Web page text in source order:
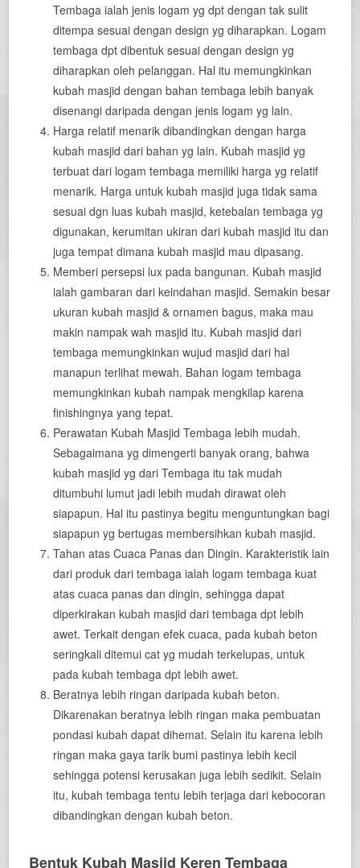
Tembaga ialah jenis logam yg dpt dengan tak sulit
ditempa sesuai dengan design yg diharapkan. Logam
tembaga dpt dibentuk sesuai dengan design yg
diharapkan oleh pelanggan. Hal itu memungkinkan
kubah masjid dengan bahan tembaga lebih banyak
disenangi daripada dengan jenis logam yg lain.
Harga relatif menarik dibandingkan dengan harga
kubah masjid dari bahan yg lain. Kubah masjid yg
terbuat dari logam tembaga memiliki harga yg relatif
menarik. Harga untuk kubah masjid juga tidak sama
sesuai dgn luas kubah masjid, ketebalan tembaga yg
digunakan, kerumitan ukiran dari kubah masjid itu dan
juga tempat dimana kubah masjid mau dipasang.
Memberi persepsi lux pada bangunan. Kubah masjid
ialah gambaran dari keindahan masjid. Semakin besar
ukuran kubah masjid & ornamen bagus, maka mau
makin nampak wah masjid itu. Kubah masjid dari
tembaga memungkinkan wujud masjid dari hal
manapun terlihat mewah. Bahan logam tembaga
memungkinkan kubah nampak mengkilap karena
finishingnya yang tepat.
Perawatan Kubah Masjid Tembaga lebih mudah.
Sebagaimana yg dimengerti banyak orang, bahwa
kubah masjid yg dari Tembaga itu tak mudah
ditumbuhi lumut jadi lebih mudah dirawat oleh
siapapun. Hal itu pastinya begitu menguntungkan bagi
siapapun yg bertugas membersihkan kubah masjid.
Tahan atas Cuaca Panas dan Dingin. Karakteristik lain
dari produk dari tembaga ialah logam tembaga kuat
atas cuaca panas dan dingin, sehingga dapat
diperkirakan kubah masjid dari tembaga dpt lebih
awet. Terkait dengan efek cuaca, pada kubah beton
seringkali ditemui cat yg mudah terkelupas, untuk
pada kubah tembaga dpt lebih awet.
Beratnya lebih ringan daripada kubah beton.
Dikarenakan beratnya lebih ringan maka pembuatan
pondasi kubah dapat dihemat. Selain itu karena lebih
ringan maka gaya tarik bumi pastinya lebih kecil
sehingga potensi kerusakan juga lebih sedikit. Selain
itu, kubah tembaga tentu lebih terjaga dari kebocoran
dibandingkan dengan kubah beton.
Bentuk Kubah Masjid Keren Tembaga